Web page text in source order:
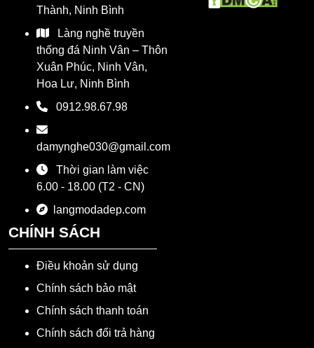
Thành, Ninh Bình
Làng nghề truyền
thống đá Ninh Vân – Thôn
Xuân Phúc, Ninh Vân,
Hoa Lư, Ninh Bình
0912.98.67.98
damynghe030@gmail.com
Thời gian làm việc
6.00 - 18.00 (T2 - CN)
langmodadep.com
CHÍNH SÁCH
Điều khoản sử dụng
Chính sách bảo mật
Chính sách thanh toán
Chính sách đổi trả hàng